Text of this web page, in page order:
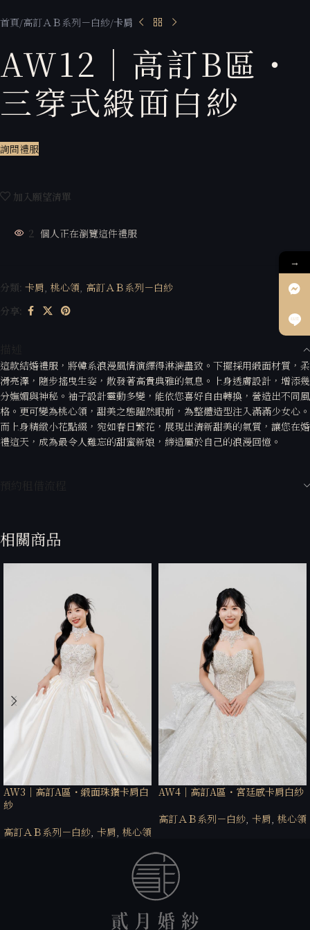
首頁 高訂ＡＢ系列－白紗 卡肩
AW12｜高訂B區・
三穿式緞面白紗
詢問禮服
加入願望清單
2 個人正在瀏覽這件禮服
分類: 卡肩, 桃心領, 高訂ＡＢ系列－白紗
分享:
這款結婚禮服，將韓系浪漫風情演繹得淋漓盡致。下擺採用緞面材質，柔
滑亮澤，隨步搖曳生姿，散發著高貴典雅的氣息。上身透膚設計，增添幾
分嫵媚與神秘。袖子設計靈動多變，能依您喜好自由轉換，營造出不同風
格。更可變為桃心領，甜美之態躍然眼前，為整體造型注入滿滿少女心。
而上身精緻小花點綴，宛如春日繁花，展現出清新甜美的氣質，讓您在婚
禮這天，成為最令人難忘的甜蜜新娘，締造屬於自己的浪漫回憶。
相關商品
AW3｜高訂A區・緞面珠鑽卡肩白
紗
高訂ＡＢ系列－白紗, 卡肩, 桃心領
AW4｜高訂A區・宮廷感卡肩白紗
高訂ＡＢ系列－白紗, 卡肩, 桃心領
→